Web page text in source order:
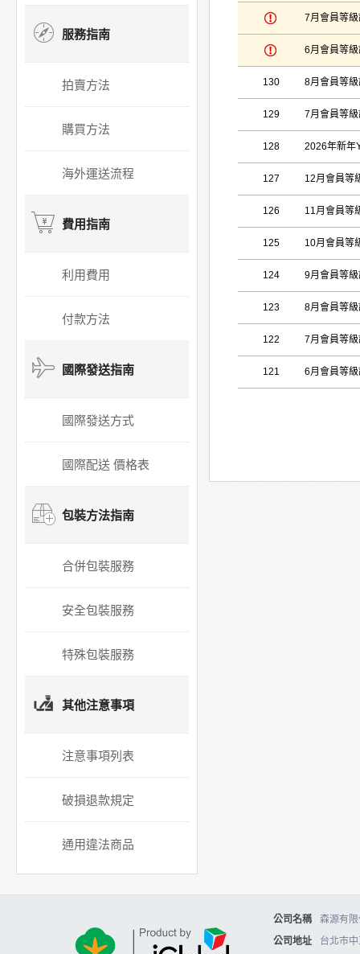
服務指南
拍賣方法
購買方法
海外運送流程
費用指南
利用費用
付款方法
國際發送指南
國際發送方式
國際配送 價格表
包裝方法指南
合併包裝服務
安全包裝服務
特殊包裝服務
其他注意事項
注意事項列表
破損退款規定
通用違法商品
7月會員等
6月會員等
130 8月會員等
129 7月會員等
128 2026年新年
127 12月會員等
126 11月會員等
125 10月會員等
124 9月會員等
123 8月會員等
122 7月會員等
121 6月會員等
公司名稱
森源有
公司地址
台北市